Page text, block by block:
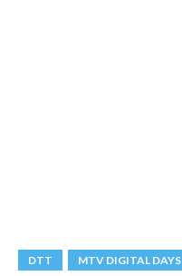
DTT MTV DIGITAL DAYS